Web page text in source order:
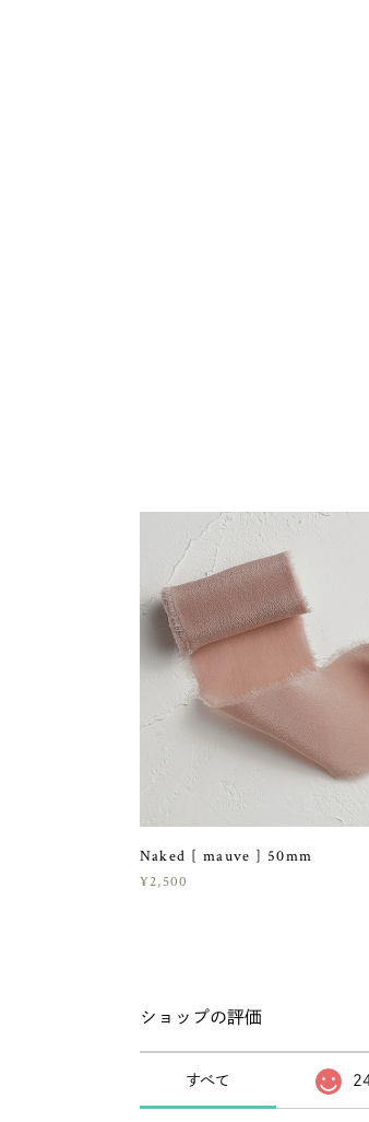
Naked [ mauve ] 50mm
¥2,500
ショップの評価
すべて